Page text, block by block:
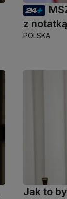
z
POLSKA
Jak to